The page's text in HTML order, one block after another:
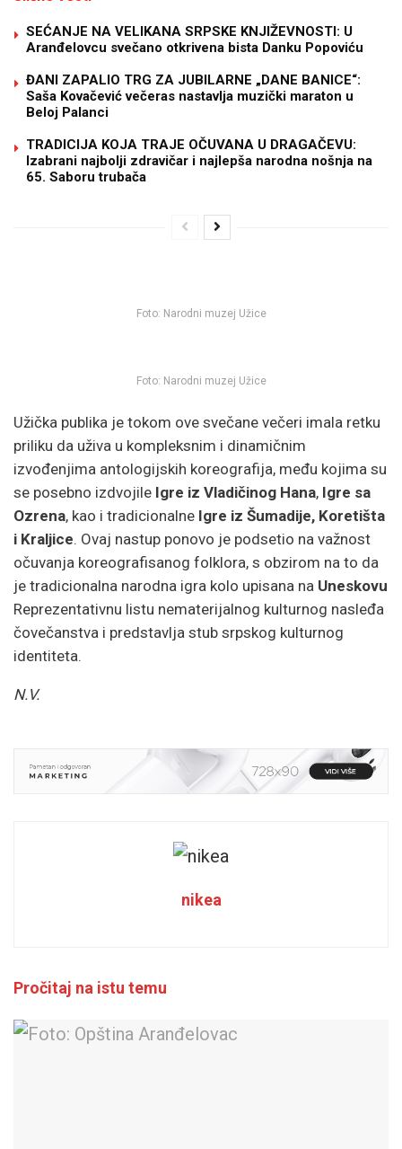
SEĆANJE NA VELIKANA SRPSKE KNJIŽEVNOSTI: U
Aranđelovcu svečano otkrivena bista Danku Popoviću
ĐANI ZAPALIO TRG ZA JUBILARNE „DANE BANICE“:
Saša Kovačević večeras nastavlja muzički maraton u
Beloj Palanci
TRADICIJA KOJA TRAJE OČUVANA U DRAGAČEVU:
Izabrani najbolji zdravičar i najlepša narodna nošnja na
65. Saboru trubača
Foto: Narodni muzej Užice
Foto: Narodni muzej Užice
Užička publika je tokom ove svečane večeri imala retku
priliku da uživa u kompleksnim i dinamičnim
izvođenjima antologijskih koreografija, među kojima su
se posebno izdvojile Igre iz Vladičinog Hana, Igre sa
Ozrena, kao i tradicionalne Igre iz Šumadije, Koretišta
i Kraljice. Ovaj nastup ponovo je podsetio na važnost
očuvanja koreografisanog folklora, s obzirom na to da
je tradicionalna narodna igra kolo upisana na Uneskovu
Reprezentativnu listu nematerijalnog kulturnog nasleđa
čovečanstva i predstavlja stub srpskog kulturnog
identiteta.
N.V.
nikea
Pročitaj na istu temu